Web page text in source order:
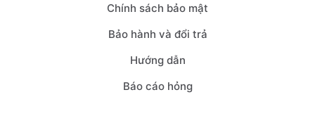
Chính sách bảo mật
Bảo hành và đổi trả
Hướng dẫn
Báo cáo hỏng